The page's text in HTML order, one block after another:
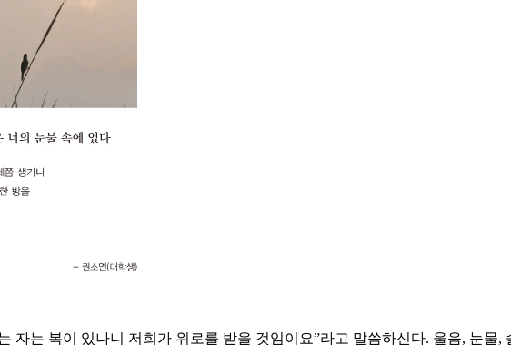
자는 복이 있나니 저희가 위로를 받을 것임이요”라고 말씀하신다. 울음, 눈물,